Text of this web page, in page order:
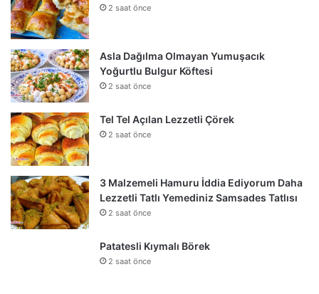
2 saat önce
Asla Dağılma Olmayan Yumuşacık
Yoğurtlu Bulgur Köftesi
2 saat önce
Tel Tel Açılan Lezzetli Çörek
2 saat önce
3 Malzemeli Hamuru İddia Ediyorum Daha
Lezzetli Tatlı Yemediniz Samsades Tatlısı
2 saat önce
Patatesli Kıymalı Börek
2 saat önce